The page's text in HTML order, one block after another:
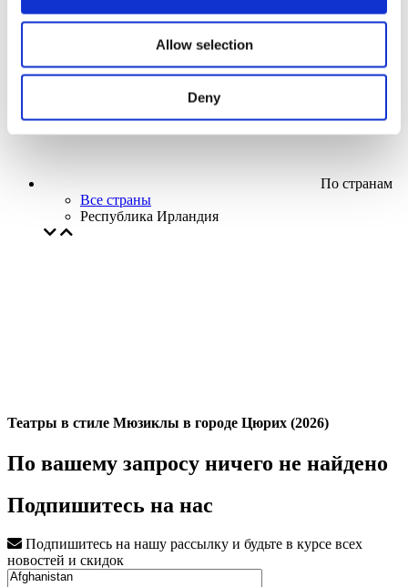
Allow selection
Deny
Применить
По странам
Все страны
Республика Ирландия
Театры в стиле Мюзиклы в городе Цюрих (2026)
По вашему запросу ничего не найдено
Подпишитесь на нас
Подпишитесь на нашу рассылку и будьте в курсе всех
новостей и скидок